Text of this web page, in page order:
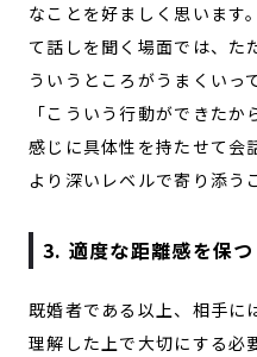
なことを好ましく思います
て話しを聞く場面では、た
ういうところがうまくいっ
「こういう行動ができた
感じに具体性を持たせて会
より深いレベルで寄り添う
3. 適度な距離感を保つ
既婚者である以上、相手に
理解した上で大切にする必